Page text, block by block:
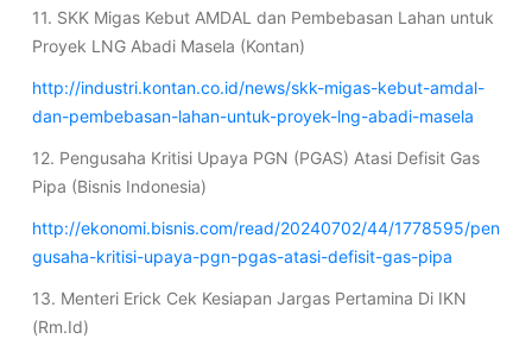
11. SKK Migas Kebut AMDAL dan Pembebasan Lahan untuk
Proyek LNG Abadi Masela (Kontan)
http://industri.kontan.co.id/news/skk-migas-kebut-amdal-
dan-pembebasan-lahan-untuk-proyek-lng-abadi-masela
12. Pengusaha Kritisi Upaya PGN (PGAS) Atasi Defisit Gas
Pipa (Bisnis Indonesia)
http://ekonomi.bisnis.com/read/20240702/44/1778595/pen
gusaha-kritisi-upaya-pgn-pgas-atasi-defisit-gas-pipa
13. Menteri Erick Cek Kesiapan Jargas Pertamina Di IKN
(Rm.Id)